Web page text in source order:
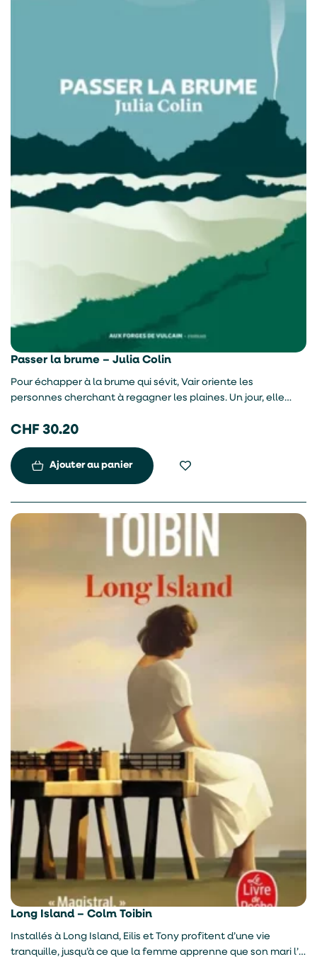
Passer la brume – Julia Colin
Pour échapper à la brume qui sévit, Vair oriente les
personnes cherchant à regagner les plaines. Un jour, elle
est confrontée au dilemme de la prudence ou de l’aventure.
CHF 30.20
Ajouter au panier
Long Island – Colm Toibin
Installés à Long Island, Eilis et Tony profitent d’une vie
tranquille, jusqu’à ce que la femme apprenne que son mari l’a